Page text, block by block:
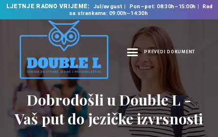
LJETNJE RADNO VRIJEME: Jul/avgust Pon–pet: 08:30h–15:00h
Rad
sa strankama: 09:00h–14:30h
PREVEDI DOKUMENT
NASLOVNA
O NAMA
NAŠE USLUGE
ŠKOLA STRANIH
JEZIKA
Dobrodošli u Double L -
Vaš put do jezičke izvrsnosti